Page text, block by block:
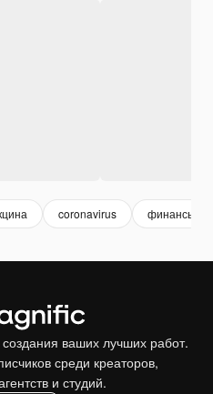
coronavirus финансы
ваших лучших работ.
среди креаторов,
и студий.